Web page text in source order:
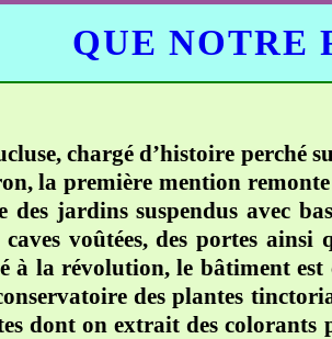
QUE NOTRE
chargé d’histoire perché
la première mention
jardins suspendus avec
caves voûtées, des portes
à la révolution, le bâtiment
des plantes
dont on extrait des